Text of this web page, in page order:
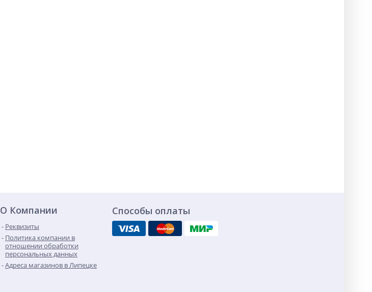
О Компании
Реквизиты
Политика компании в
отношении обработки
персональных данных
Адреса магазинов в Липецке
Способы оплаты